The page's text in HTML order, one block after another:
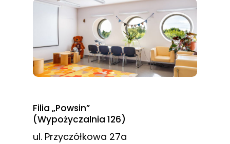
Filia „Powsin”
(Wypożyczalnia 126)
ul. Przyczółkowa 27a